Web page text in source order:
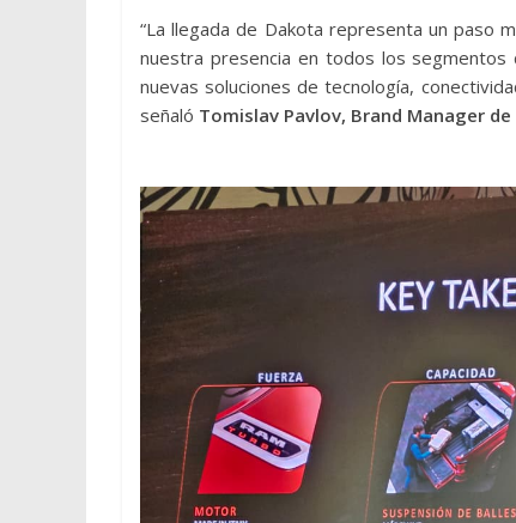
“La llegada de Dakota representa un paso
nuestra presencia en todos los segmentos
nuevas soluciones de tecnología,
señaló Tomislav Pavlov, Brand Manager de